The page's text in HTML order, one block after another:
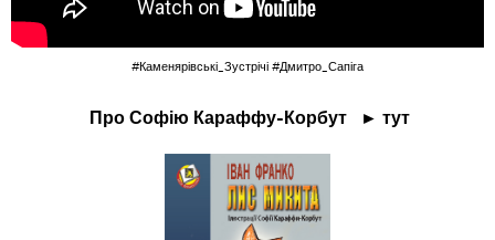
#Каменярівські_Зустрічі #Дмитро_Сапіга
Про Софію Караффу-Корбут ► тут